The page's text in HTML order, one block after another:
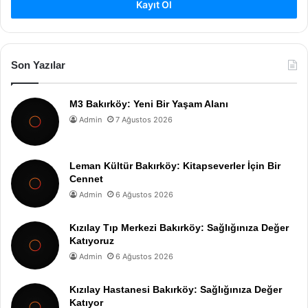
Kayıt Ol
Son Yazılar
M3 Bakırköy: Yeni Bir Yaşam Alanı
Admin 7 Ağustos 2026
Leman Kültür Bakırköy: Kitapseverler İçin Bir
Cennet
Admin 6 Ağustos 2026
Kızılay Tıp Merkezi Bakırköy: Sağlığınıza Değer
Katıyoruz
Admin 6 Ağustos 2026
Kızılay Hastanesi Bakırköy: Sağlığınıza Değer
Katıyor